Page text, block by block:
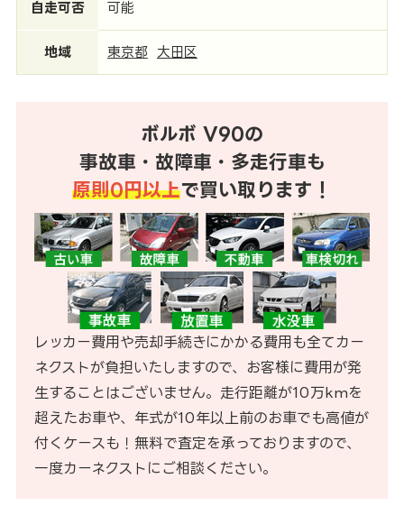
自走可否 可能
地域 東京都 大田区
ボルボ V90の
事故車・故障車・多走行車も
原則0円以上で買い取ります！
レッカー費用や売却手続きにかかる費用も全てカー
ネクストが負担いたしますので、お客様に費用が発
生することはございません。走行距離が10万kmを
超えたお車や、年式が10年以上前のお車でも高値が
付くケースも！無料で査定を承っておりますので、
一度カーネクストにご相談ください。